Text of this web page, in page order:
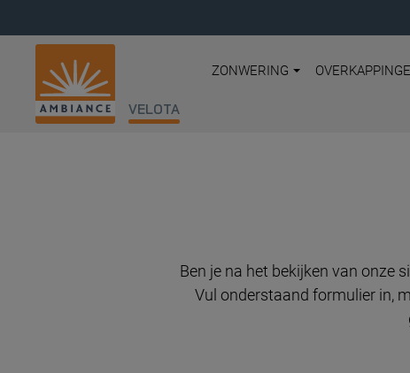
VELOTA
ZONWERING
Ben je na het bekijken van onze
Vul onderstaand formulier in,